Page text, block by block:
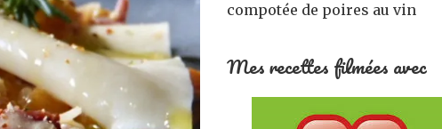
compotée de poires au vin
Mes recettes filmées avec